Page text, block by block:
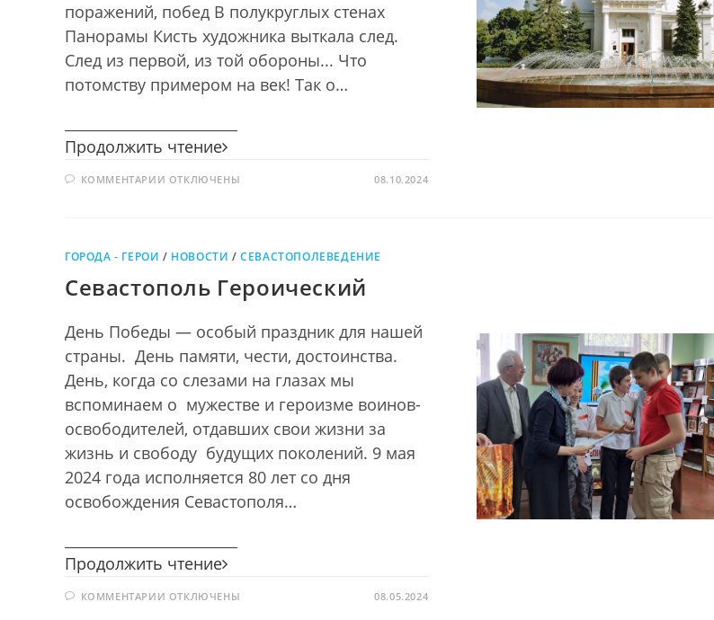
поражений, побед В полукруглых стенах
Панорамы Кисть художника выткала след.
След из первой, из той обороны... Что
потомству примером на век! Так о…
Продолжить чтение Героическая
героического
КОММЕНТАРИИ КОТКЛЮЧЕНЫ 08.10.2024
ГОРОДА - ГЕРОИ / НОВОСТИ /СЕВАСТОПОЛЕВЕДЕНИЕ
Севастополь Героический
День Победы — особый праздник для нашей
страны. День памяти, чести, достоинства.
День, когда со слезами на глазах мы
вспоминаем о мужестве и героизме воинов-
освободителей, отдавших свои жизни за
жизнь и свободу будущих поколений. 9 мая
2024 года исполняется 80 лет со дня
освобождения Севастополя…
Продолжить чтение Севастополь
КОММЕНТАРИИ КОТКЛЮЧЕНЫ 08.05.2024